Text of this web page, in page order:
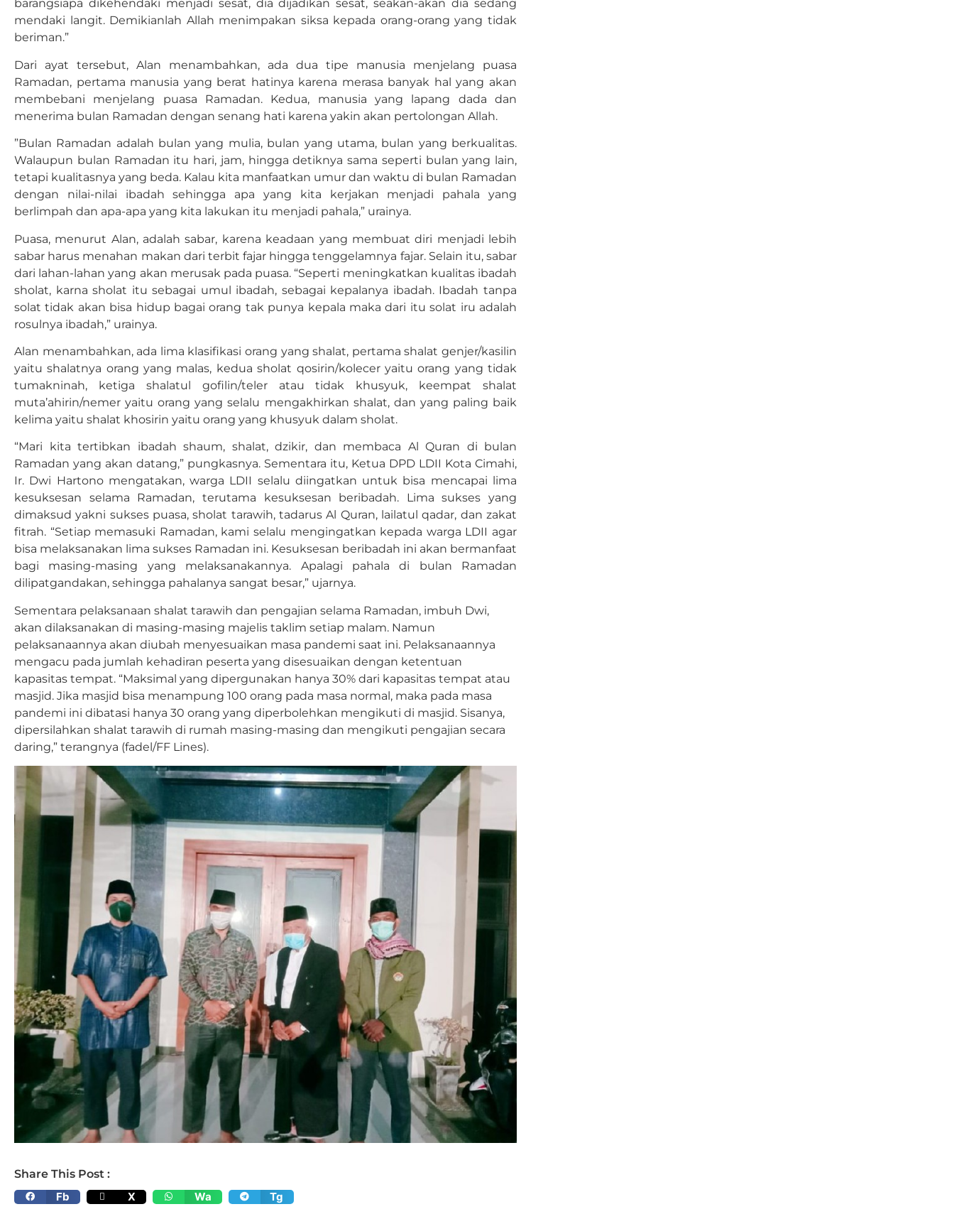
barangsiapa dikehendaki menjadi sesat, dia dijadikan sesat, seakan-akan dia sedang
mendaki langit. Demikianlah Allah menimpakan siksa kepada orang-orang yang tidak
beriman.”
Dari ayat tersebut, Alan menambahkan, ada dua tipe manusia menjelang puasa
Ramadan, pertama manusia yang berat hatinya karena merasa banyak hal yang akan
membebani menjelang puasa Ramadan. Kedua, manusia yang lapang dada dan
menerima bulan Ramadan dengan senang hati karena yakin akan pertolongan Allah.
”Bulan Ramadan adalah bulan yang mulia, bulan yang utama, bulan yang berkualitas.
Walaupun bulan Ramadan itu hari, jam, hingga detiknya sama seperti bulan yang lain,
tetapi kualitasnya yang beda. Kalau kita manfaatkan umur dan waktu di bulan Ramadan
dengan nilai-nilai ibadah sehingga apa yang kita kerjakan menjadi pahala yang
berlimpah dan apa-apa yang kita lakukan itu menjadi pahala,” urainya.
Puasa, menurut Alan, adalah sabar, karena keadaan yang membuat diri menjadi lebih
sabar harus menahan makan dari terbit fajar hingga tenggelamnya fajar. Selain itu, sabar
dari lahan-lahan yang akan merusak pada puasa. “Seperti meningkatkan kualitas ibadah
sholat, karna sholat itu sebagai umul ibadah, sebagai kepalanya ibadah. Ibadah tanpa
solat tidak akan bisa hidup bagai orang tak punya kepala maka dari itu solat iru adalah
rosulnya ibadah,” urainya.
Alan menambahkan, ada lima klasifikasi orang yang shalat, pertama shalat genjer/kasilin
yaitu shalatnya orang yang malas, kedua sholat qosirin/kolecer yaitu orang yang tidak
tumakninah, ketiga shalatul gofilin/teler atau tidak khusyuk, keempat shalat
muta’ahirin/nemer yaitu orang yang selalu mengakhirkan shalat, dan yang paling baik
kelima yaitu shalat khosirin yaitu orang yang khusyuk dalam sholat.
“Mari kita tertibkan ibadah shaum, shalat, dzikir, dan membaca Al Quran di bulan
Ramadan yang akan datang,” pungkasnya. Sementara itu, Ketua DPD LDII Kota Cimahi,
Ir. Dwi Hartono mengatakan, warga LDII selalu diingatkan untuk bisa mencapai lima
kesuksesan selama Ramadan, terutama kesuksesan beribadah. Lima sukses yang
dimaksud yakni sukses puasa, sholat tarawih, tadarus Al Quran, lailatul qadar, dan zakat
fitrah. “Setiap memasuki Ramadan, kami selalu mengingatkan kepada warga LDII agar
bisa melaksanakan lima sukses Ramadan ini. Kesuksesan beribadah ini akan bermanfaat
bagi masing-masing yang melaksanakannya. Apalagi pahala di bulan Ramadan
dilipatgandakan, sehingga pahalanya sangat besar,” ujarnya.
Sementara pelaksanaan shalat tarawih dan pengajian selama Ramadan, imbuh Dwi,
akan dilaksanakan di masing-masing majelis taklim setiap malam. Namun
pelaksanaannya akan diubah menyesuaikan masa pandemi saat ini. Pelaksanaannya
mengacu pada jumlah kehadiran peserta yang disesuaikan dengan ketentuan
kapasitas tempat. “Maksimal yang dipergunakan hanya 30% dari kapasitas tempat atau
masjid. Jika masjid bisa menampung 100 orang pada masa normal, maka pada masa
pandemi ini dibatasi hanya 30 orang yang diperbolehkan mengikuti di masjid. Sisanya,
dipersilahkan shalat tarawih di rumah masing-masing dan mengikuti pengajian secara
daring,” terangnya (fadel/FF Lines).
Share This Post :
Fb
X Wa Tg